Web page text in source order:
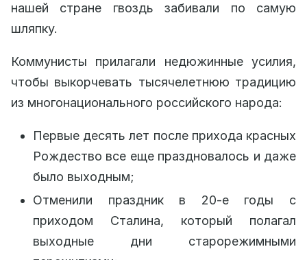
нашей стране гвоздь забивали по самую
шляпку.
Коммунисты прилагали недюжинные усилия,
чтобы выкорчевать тысячелетнюю традицию
из многонационального российского народа:
Первые десять лет после прихода красных
Рождество все еще праздновалось и даже
было выходным;
Отменили праздник в 20-е годы с
приходом Сталина, который полагал
выходные дни старорежимными